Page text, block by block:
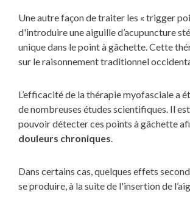
Une autre façon de traiter les « trigger
d'introduire une aiguille d’acupuncture
unique dans le point à gâchette. Cette
sur le raisonnement traditionnel
L’efficacité de la thérapie myofasciale a
de nombreuses études scientifiques. Il
pouvoir détecter ces points à gâchette
douleurs chroniques
Dans certains cas, quelques effets
se produire, à la suite de l'insertion de